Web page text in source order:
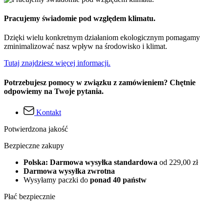
Pracujemy świadomie pod względem klimatu.
Dzięki wielu konkretnym działaniom ekologicznym pomagamy
zminimalizować nasz wpływ na środowisko i klimat.
Tutaj znajdziesz więcej informacji.
Potrzebujesz pomocy w związku z zamówieniem? Chętnie
odpowiemy na Twoje pytania.
Kontakt
Potwierdzona jakość
Bezpieczne zakupy
Polska: Darmowa wysyłka standardowa od 229,00 zł
Darmowa wysyłka zwrotna
Wysyłamy paczki do ponad 40 państw
Płać bezpiecznie